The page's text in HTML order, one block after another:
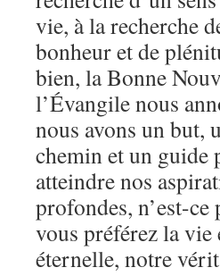
vie, à la recherche
bonheur et de
bien, la Bonne
l’Évangile nous
nous avons un but,
chemin et un guide
atteindre nos
profondes, n’est-
vous préférez la vie
éternelle, notre